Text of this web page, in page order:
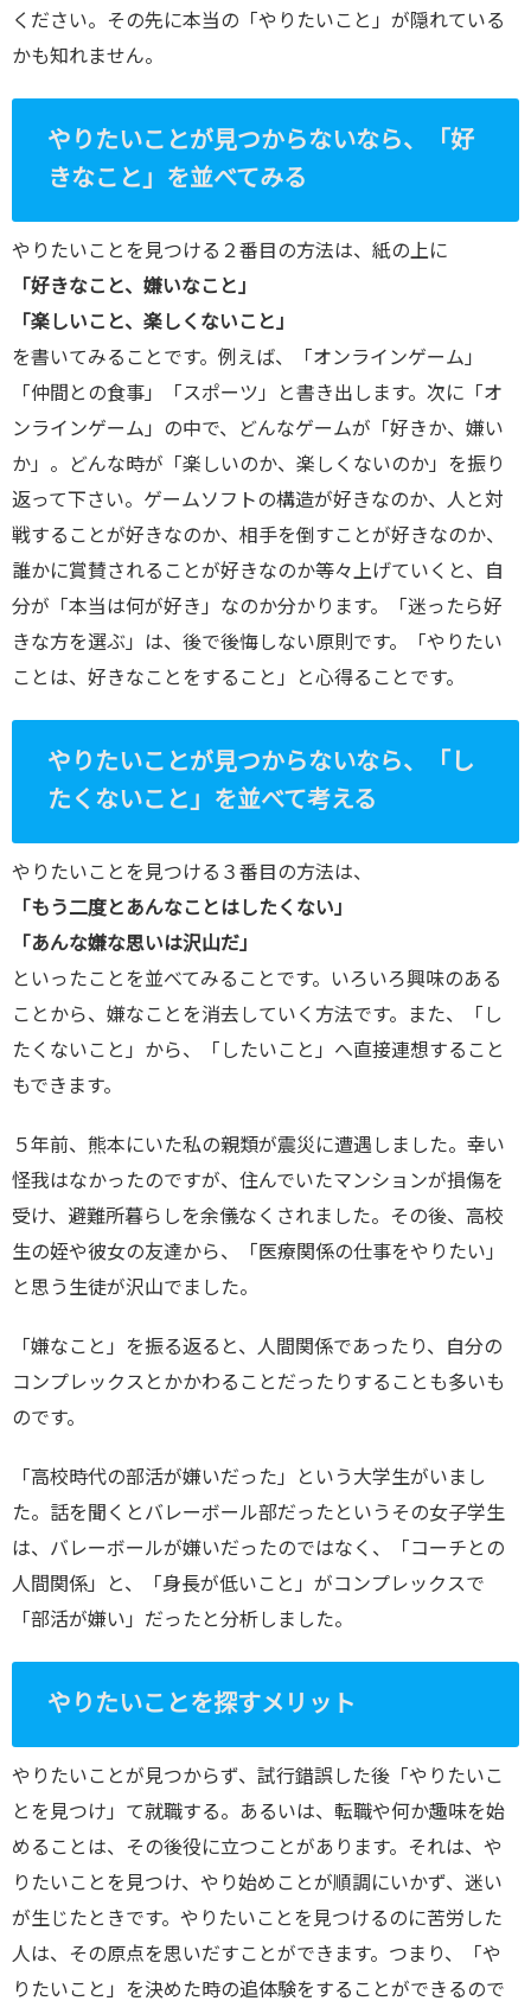
ください。その先に本当の「やりたいこと」が隠れている
かも知れません。
やりたいことが見つからないなら、「好
きなこと」を並べてみる
やりたいことを見つける２番目の方法は、紙の上に
「好きなこと、嫌いなこと」
「楽しいこと、楽しくないこと」
を書いてみることです。例えば、「オンラインゲーム」
「仲間との食事」「スポーツ」と書き出します。次に「オ
ンラインゲーム」の中で、どんなゲームが「好きか、嫌い
か」。どんな時が「楽しいのか、楽しくないのか」を振り
返って下さい。ゲームソフトの構造が好きなのか、人と対
戦することが好きなのか、相手を倒すことが好きなのか、
誰かに賞賛されることが好きなのか等々上げていくと、自
分が「本当は何が好き」なのか分かります。「迷ったら好
きな方を選ぶ」は、後で後悔しない原則です。「やりたい
ことは、好きなことをすること」と心得ることです。
やりたいことが見つからないなら、「し
たくないこと」を並べて考える
やりたいことを見つける３番目の方法は、
「もう二度とあんなことはしたくない」
「あんな嫌な思いは沢山だ」
といったことを並べてみることです。いろいろ興味のある
ことから、嫌なことを消去していく方法です。また、「し
たくないこと」から、「したいこと」へ直接連想すること
もできます。
５年前、熊本にいた私の親類が震災に遭遇しました。幸い
怪我はなかったのですが、住んでいたマンションが損傷を
受け、避難所暮らしを余儀なくされました。その後、高校
生の姪や彼女の友達から、「医療関係の仕事をやりたい」
と思う生徒が沢山でました。
「嫌なこと」を振る返ると、人間関係であったり、自分の
コンプレックスとかかわることだったりすることも多いも
のです。
「高校時代の部活が嫌いだった」という大学生がいまし
た。話を聞くとバレーボール部だったというその女子学生
は、バレーボールが嫌いだったのではなく、「コーチとの
人間関係」と、「身長が低いこと」がコンプレックスで
「部活が嫌い」だったと分析しました。
やりたいことを探すメリット
やりたいことが見つからず、試行錯誤した後「やりたいこ
とを見つけ」て就職する。あるいは、転職や何か趣味を始
めることは、その後役に立つことがあります。それは、や
りたいことを見つけ、やり始めことが順調にいかず、迷い
が生じたときです。やりたいことを見つけるのに苦労した
人は、その原点を思いだすことができます。つまり、「や
りたいこと」を決めた時の追体験をすることができるので